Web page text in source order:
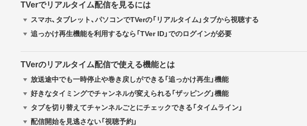
TVerでリアルタイム配信を見るには
スマホ、タブレット、パソコンでTVerの「リアルタイム」タブから視聴する
追っかけ再生機能を利用するなら「TVer ID」でのログインが必要
TVerのリアルタイム配信で使える機能とは
放送途中でも一時停止や巻き戻しができる「追っかけ再生」機能
好きなタイミングでチャンネルが変えられる「ザッピング」機能
タブを切り替えてチャンネルごとにチェックできる「タイムライン」
配信開始を見逃さない「視聴予約」